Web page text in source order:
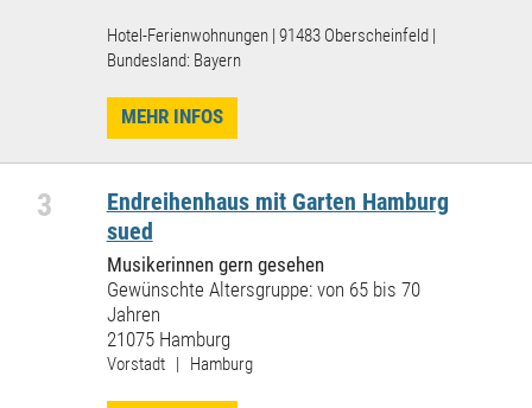
Hotel-Ferienwohnungen | 91483 Oberscheinfeld |
Bundesland: Bayern
MEHR INFOS
3
Endreihenhaus mit Garten Hamburg
sued
Musikerinnen gern gesehen
Gewünschte Altersgruppe: von 65 bis 70
Jahren
21075 Hamburg
Vorstadt | Hamburg